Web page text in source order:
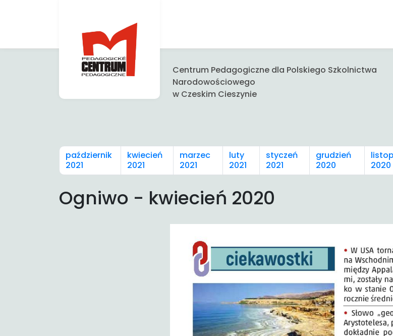
Centrum Pedagogiczne dla Polskiego Szkolnictwa
Narodowościowego
w Czeskim Cieszynie
październik
2021
kwiecień
2021
marzec
2021
luty
2021
styczeń
2021
grudzień
2020
2020
Ogniwo - kwiecień 2020